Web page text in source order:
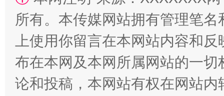
所有。本传媒网站拥有管理笔
上使用你留言在本网站内容和
布在本网及本网所属网站的一
论和投稿，本网站有权在网站